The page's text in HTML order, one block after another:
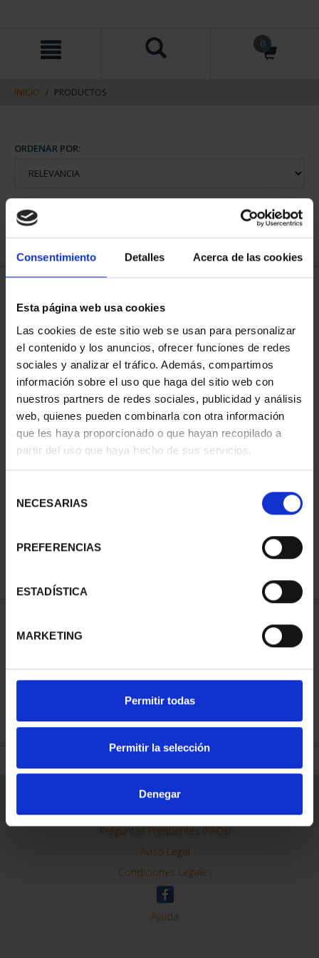
Consentimiento Detalles Acerca de las cookies
Esta página web usa cookies
Las cookies de este sitio web se usan para personalizar
el contenido y los anuncios, ofrecer funciones de redes
sociales y analizar el tráfico. Además, compartimos
información sobre el uso que haga del sitio web con
nuestros partners de redes sociales, publicidad y análisis
web, quienes pueden combinarla con otra información
que les haya proporcionado o que hayan recopilado a
partir del uso que haya hecho de sus servicios.
NECESARIAS
PREFERENCIAS
ESTADÍSTICA
MARKETING
Permitir todas
Permitir la selección
Denegar
contenido
navegacin
0
INICIO PRODUCTOS
ORDENAR POR:
REFINAR
CAPITALES ESPAÑOLAS
- BARCELONA
ORDENAR POR:
REFINAR